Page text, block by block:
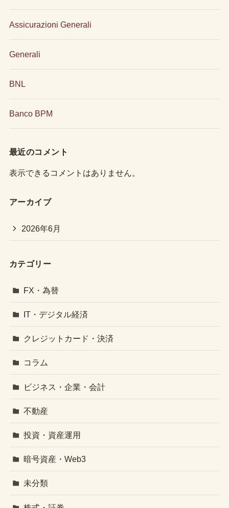
Assicurazioni Generali
Generali
BNL
Banco BPM
最近のコメント
表示できるコメントはありません。
アーカイブ
2026年6月
カテゴリー
FX・為替
IT・デジタル経済
クレジットカード・決済
コラム
ビジネス・企業・会計
不動産
投資・資産運用
暗号資産・Web3
未分類